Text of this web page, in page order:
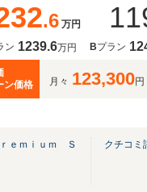
.6 万円
ン 1239.6万円 Bプラン
ン価格
月々 123,300円
ｅｍｉｕｍ Ｓ
クチコミ